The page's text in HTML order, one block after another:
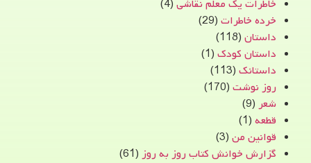
خاطرات یک معلم نقاشی (4)
خرده خاطرات (29)
داستان (118)
داستان کودک (1)
داستانک (113)
روز نوشت (170)
شعر (9)
قطعه (1)
قوانین من (3)
گزارش خوانش کتاب روز به روز (61)